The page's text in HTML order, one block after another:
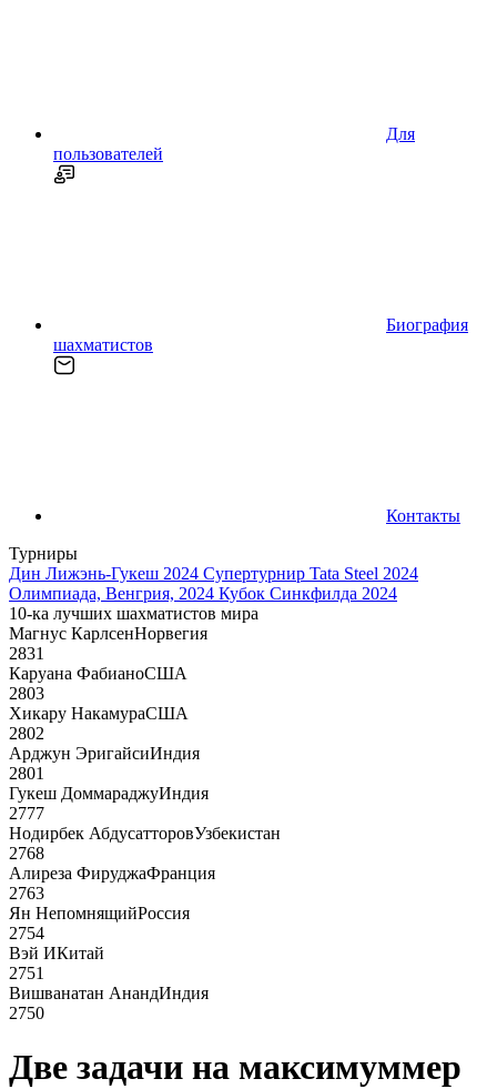
Для
пользователей
Биография
шахматистов
Контакты
Турниры
Дин Лижэнь-Гукеш 2024 Супертурнир Tata Steel 2024
Олимпиада, Венгрия, 2024 Кубок Синкфилда 2024
10-ка лучших шахматистов мира
Магнус КарлсенНорвегия
2831
Каруана ФабианоСША
2803
Хикару НакамураСША
2802
Арджун ЭригайсиИндия
2801
Гукеш ДоммараджуИндия
2777
Нодирбек АбдусатторовУзбекистан
2768
Алиреза ФируджаФранция
2763
Ян НепомнящийРоссия
2754
Вэй ИКитай
2751
Вишванатан АнандИндия
2750
Две задачи на максимуммер